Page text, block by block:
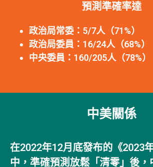
預測準確率達
政治局常委：5/7人（71%）
政治局委員：16/24人（68%）
中央委員：160/205人（78%）
中美關係
在2022年12月底發布的《2023
中，準確預測放鬆「清零」後